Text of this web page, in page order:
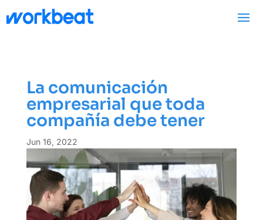
La comunicación
empresarial que toda
compañía debe tener
Jun 16, 2022